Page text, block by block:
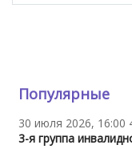
Популярные
30 июля 2026, 16:00
3-я группа